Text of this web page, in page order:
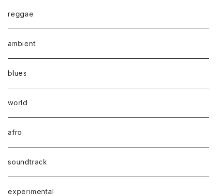
reggae
ambient
blues
world
afro
soundtrack
experimental